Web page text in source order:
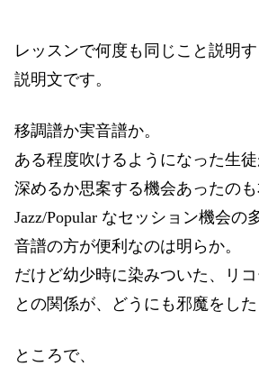
レッスンで何度も同じこと説明
説明文です。
移調譜か実音譜か。
ある程度吹けるようになった生
深めるか思案する機会あったのも
Jazz/Popular なセッション機会の
音譜の方が便利なのは明らか。
だけど幼少時に染みついた、リ
との関係が、どうにも邪魔をし
ところで、